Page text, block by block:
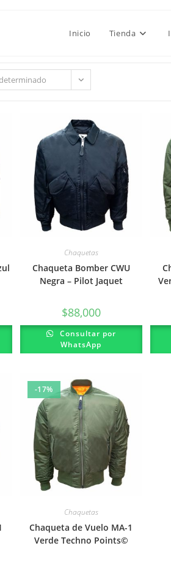
Inicio Tienda
Chaquetas
Chaqueta Bomber CWU
Negra – Pilot Jaquet
$88,000
Este
producto
tiene
múltiples
opciones
se
pueden
elegir
en
la
página
de
producto
Consultar por
WhatsApp
-17%
Chaquetas
Chaqueta de Vuelo MA-1
Verde Techno Points©